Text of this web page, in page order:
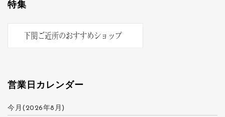
特集
営業日カレンダー
今月(2026年8月)